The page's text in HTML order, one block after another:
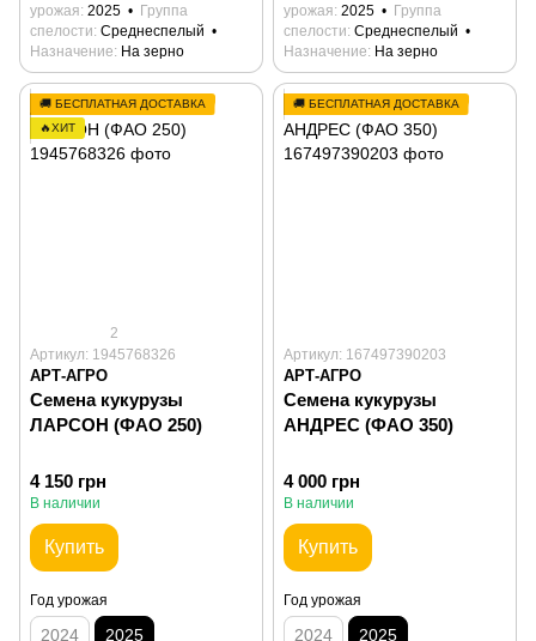
урожая 2025
Группа
спелости Среднеспелый
Назначение На зерно
урожая 2025
Группа
спелости Среднеспелый
Назначение На зерно
🚚 БЕСПЛАТНАЯ ДОСТАВКА
🔥ХИТ
2
Артикул: 1945768326
АРТ-АГРО
Семена кукурузы
ЛАРСОН (ФАО 250)
4 150 грн
В наличии
Купить
Год урожая
2024 2025
🚚 БЕСПЛАТНАЯ ДОСТАВКА
Артикул: 167497390203
АРТ-АГРО
Семена кукурузы
АНДРЕС (ФАО 350)
4 000 грн
В наличии
Купить
Год урожая
2024 2025